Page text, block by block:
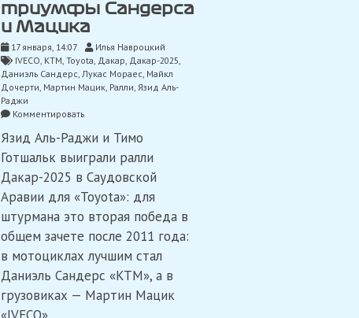
триумфы Сандерса
и Мацика
17 января, 14:07
Илья Навроцкий
IVECO, KTM, Toyota, Дакар, Дакар-2025,
Даниэль Сандерс, Лукас Мораес, Майкл
Дочерти, Мартин Мацик, Ралли, Язид Аль-
Раджи
Комментироватьon
Раджи
выиграл
Дакар-2025,
триумфы
Сандерса
Мацика
Язид Аль-Раджи и Тимо
Готшальк выиграли ралли
Дакар-2025 в Саудовской
Аравии для «Toyota»: для
штурмана это вторая победа в
общем зачете после 2011 года:
в мотоциклах лучшим стал
Даниэль Сандерс «KTM», а в
грузовиках — Мартин Мацик